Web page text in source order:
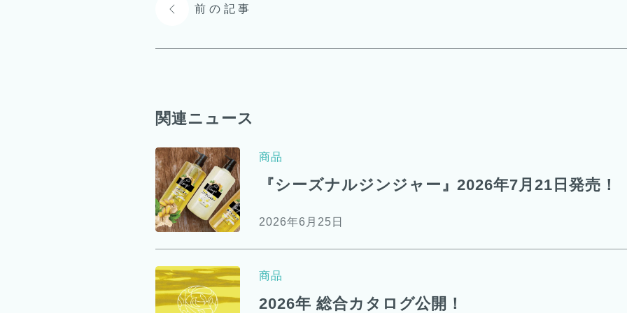
前の記事
関連ニュース
商品
『シーズナルジンジャー』2026年7月21日発売！
2026年6月25日
商品
2026年 総合カタログ公開！